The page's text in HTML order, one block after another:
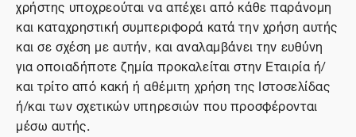
χρήστης υποχρεούται να απέχει από κάθε παράνομη
και καταχρηστική συμπεριφορά κατά την χρήση αυτής
και σε σχέση με αυτήν, και αναλαμβάνει την ευθύνη
για οποιαδήποτε ζημία προκαλείται στην Εταιρία ή/
και τρίτο από κακή ή αθέμιτη χρήση της Ιστοσελίδας
ή/και των σχετικών υπηρεσιών που προσφέρονται
μέσω αυτής.